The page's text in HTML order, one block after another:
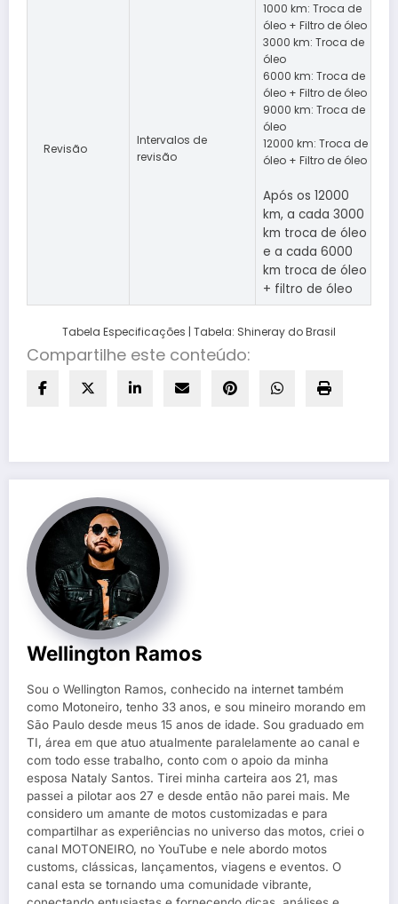
Revisão
Intervalos de
revisão
1000 km: Troca de
óleo + Filtro de óleo
3000 km: Troca de
óleo
6000 km: Troca de
óleo + Filtro de óleo
9000 km: Troca de
óleo
12000 km: Troca de
óleo + Filtro de óleo
Após os 12000
km, a cada 3000
km troca de óleo
e a cada 6000
km troca de óleo
+ filtro de óleo
Tabela Especificações | Tabela: Shineray do Brasil
Compartilhe este conteúdo:
Wellington Ramos
Sou o Wellington Ramos, conhecido na internet também
como Motoneiro, tenho 33 anos, e sou mineiro morando em
São Paulo desde meus 15 anos de idade. Sou graduado em
TI, área em que atuo atualmente paralelamente ao canal e
com todo esse trabalho, conto com o apoio da minha
esposa Nataly Santos. Tirei minha carteira aos 21, mas
passei a pilotar aos 27 e desde então não parei mais. Me
considero um amante de motos customizadas e para
compartilhar as experiências no universo das motos, criei o
canal MOTONEIRO, no YouTube e nele abordo motos
customs, clássicas, lançamentos, viagens e eventos. O
canal esta se tornando uma comunidade vibrante,